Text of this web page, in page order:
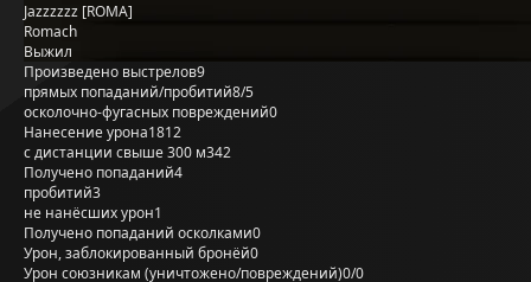
Jazzzzzz [ROMA]
Romach
Выжил
Произведено выстрелов9
прямых попаданий/пробитий8/5
осколочно-фугасных повреждений0
Нанесение урона1812
с дистанции свыше 300 м342
Получено попаданий4
пробитий3
не нанёсших урон1
Получено попаданий осколками0
Урон, заблокированный бронёй0
Урон союзникам (уничтожено/повреждений)0/0